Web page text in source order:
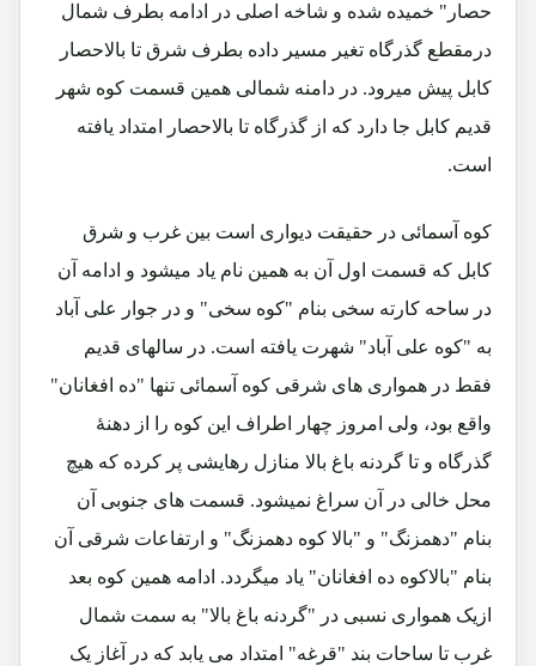
حصار" خمیده شده و شاخه اصلی در ادامه بطرف شمال
درمقطع گذرگاه تغیر مسیر داده بطرف شرق تا بالاحصار
کابل پیش میرود. در دامنه شمالی همین قسمت کوه شهر
قدیم کابل جا دارد که از گذرگاه تا بالاحصار امتداد یافته
است.
کوه آسمائی در حقیقت دیواری است بین غرب و شرق
کابل که قسمت اول آن به همین نام یاد میشود و ادامه آن
در ساحه کارته سخی بنام "کوه سخی" و در جوار علی آباد
به "کوه علی آباد" شهرت یافته است. در سالهای قدیم
فقط در همواری های شرقی کوه آسمائی تنها "ده افغانان"
واقع بود، ولی امروز چهار اطراف این کوه را از دهنۀ
گذرگاه و تا گردنه باغ بالا منازل رهایشی پر کرده که هیچ
محل خالی در آن سراغ نمیشود. قسمت های جنوبی آن
بنام "دهمزنگ" و "بالا کوه دهمزنگ" و ارتفاعات شرقی آن
بنام "بالاکوه ده افغانان" یاد میگردد. ادامه همین کوه بعد
ازیک همواری نسبی در "گردنه باغ بالا" به سمت شمال
غرب تا ساحات بند "قرغه" امتداد می یابد که در آغاز یک